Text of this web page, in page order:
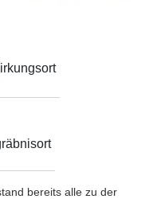
bereits alle zu der